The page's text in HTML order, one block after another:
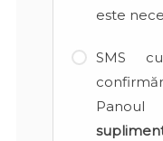
este
SMS